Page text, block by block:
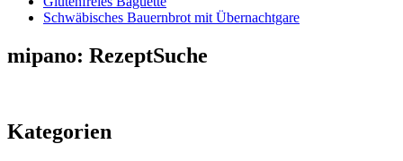
Schwäbisches Bauernbrot mit Übernachtgare
mipano: RezeptSuche
Kategorien